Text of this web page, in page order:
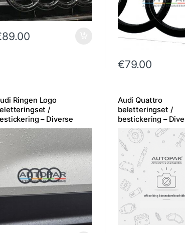
89.00
€79.00
Ringen Logo
/
– Diverse
Audi Quattro
beletteringset /
bestickering –
uitvoeringen